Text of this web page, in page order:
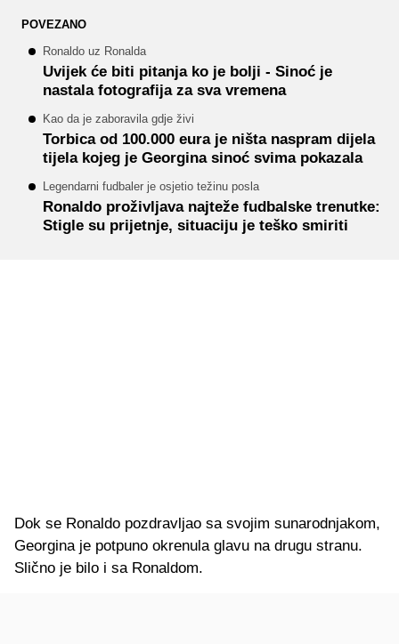
POVEZANO
Ronaldo uz Ronalda
Uvijek će biti pitanja ko je bolji - Sinoć je
nastala fotografija za sva vremena
Kao da je zaboravila gdje živi
Torbica od 100.000 eura je ništa naspram dijela
tijela kojeg je Georgina sinoć svima pokazala
Legendarni fudbaler je osjetio težinu posla
Ronaldo proživljava najteže fudbalske trenutke:
Stigle su prijetnje, situaciju je teško smiriti
Dok se Ronaldo pozdravljao sa svojim sunarodnjakom,
Georgina je potpuno okrenula glavu na drugu stranu.
Slično je bilo i sa Ronaldom.